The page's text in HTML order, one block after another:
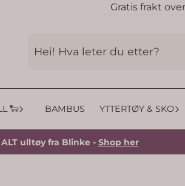
Gratis frakt
🐑 BAMBUS YTTERTØY & SKO
fra Blinke - Shop her